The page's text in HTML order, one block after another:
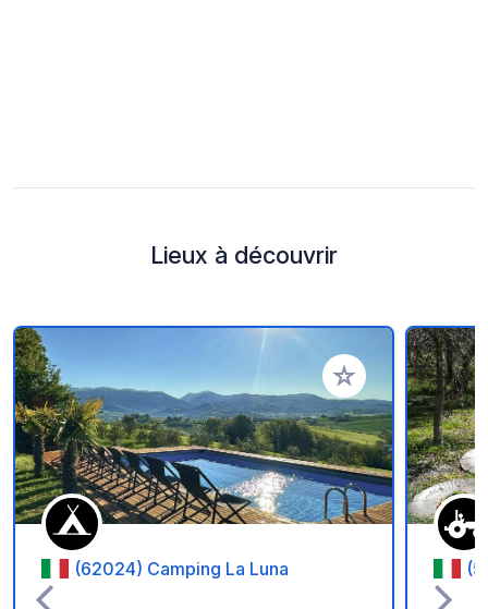
Lieux à découvrir
Ajouter à vos
(62024) Camping La Luna